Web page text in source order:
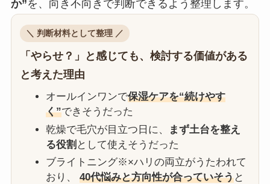
か”を、向き不向きで判断できるよう整理します。
＼ 判断材料として整理 ／
「やらせ？」と感じても、検討する価値がある
と考えた理由
オールインワンで保湿ケアを“続けやす
く”できそうだった
乾燥で毛穴が目立つ日に、
まず土台を整え
る役割 として使えそうだった
ブライトニング※×ハリの両立がうたわれて
おり、40代悩みと方向性が合っていそうと